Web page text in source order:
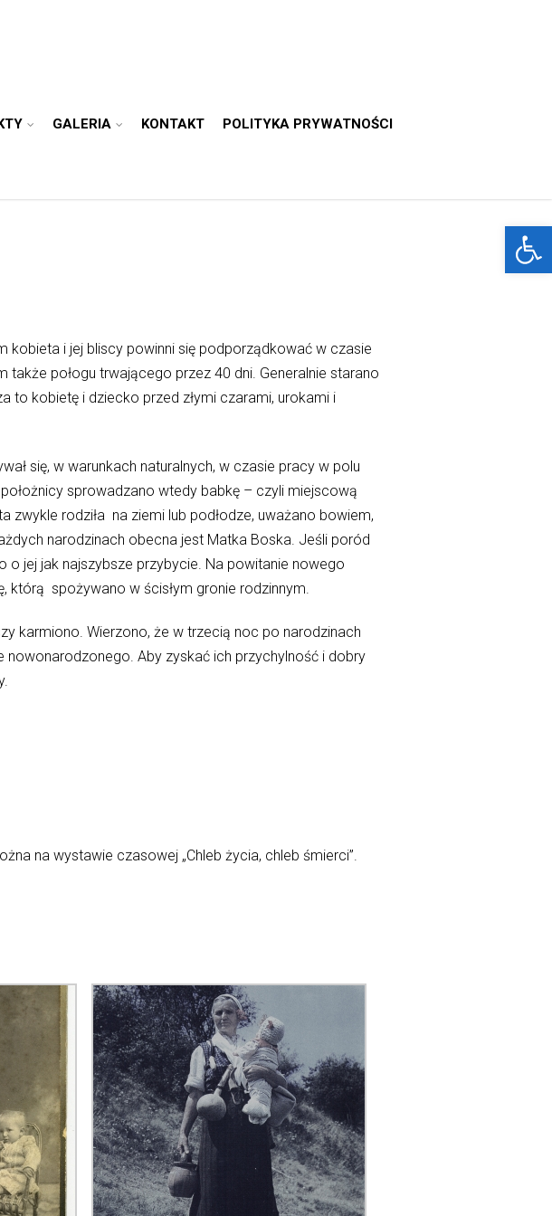
GALERIA KONTAKT POLITYKA PRYWATNOŚCI
kobieta i jej bliscy powinni się podporządkować w czasie
połogu trwającego przez 40 dni. Generalnie starano
to kobietę i dziecko przed złymi czarami, urokami i
się, w warunkach naturalnych, w czasie pracy w polu
sprowadzano wtedy babkę – czyli miejscową
zwykle rodziła na ziemi lub podłodze, uważano bowiem,
narodzinach obecna jest Matka Boska. Jeśli poród
o jej jak najszybsze przybycie. Na powitanie nowego
którą spożywano w ścisłym gronie rodzinnym.
karmiono. Wierzono, że w trzecią noc po narodzinach
Aby zyskać ich przychylność i dobry
na wystawie czasowej „Chleb życia, chleb śmierci”.